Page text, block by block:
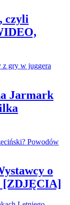
czyli
Jarmark
o
[ZDJĘCIA]